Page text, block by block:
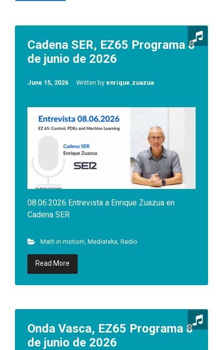
Cadena SER, EZ65 Programa 8
de junio de 2026
June 15, 2026 Written by enrique.zuazua
08.06.2026 Entrevista a Enrique Zuazua en
Cadena SER
Math in motion! Mediateka Radio
Read More
Onda Vasca, EZ65 Programa 8
de junio de 2026